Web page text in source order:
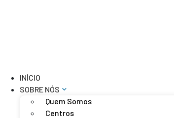
INÍCIO
SOBRE NÓS
Quem Somos
Centros